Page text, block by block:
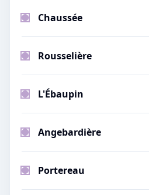
Chaussée
Rousselière
L'Ébaupin
Angebardière
Portereau